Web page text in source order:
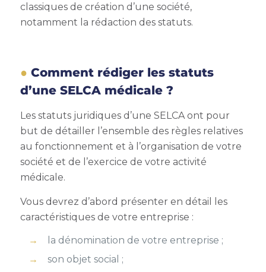
classiques de création d’une société,
notamment la rédaction des statuts.
Comment rédiger les statuts
d’une SELCA médicale ?
Les statuts juridiques d’une SELCA ont pour
but de détailler l’ensemble des règles relatives
au fonctionnement et à l’organisation de votre
société et de l’exercice de votre activité
médicale.
Vous devrez d’abord présenter en détail les
caractéristiques de votre entreprise :
la dénomination de votre entreprise ;
son objet social ;